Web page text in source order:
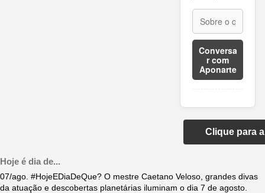
Conversa
r com
Aponarte
Clique para
Hoje é dia de...
07/ago. #HojeEDiaDeQue? O mestre Caetano Veloso, grandes divas
da atuação e descobertas planetárias iluminam o dia 7 de agosto.